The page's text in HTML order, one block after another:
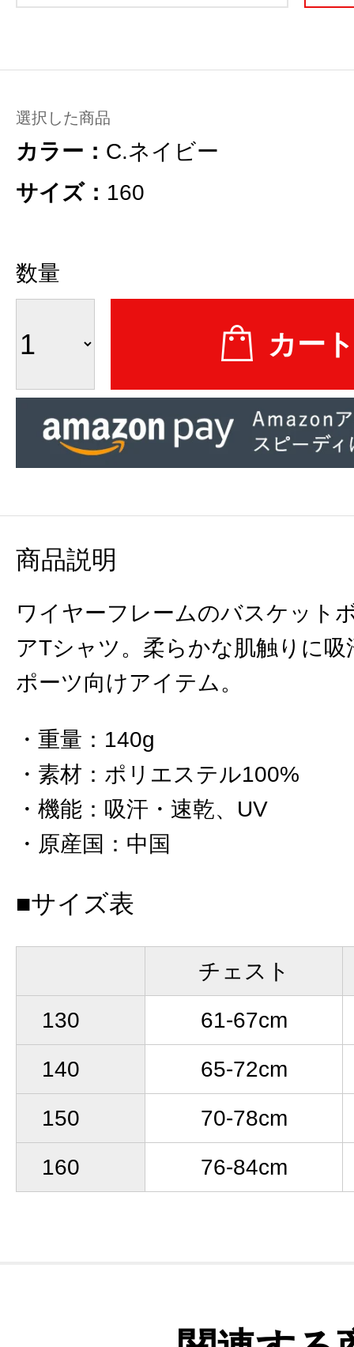
選択した商品
カラー： C.ネイビー
サイズ： 160
数量
商品説明
ワイヤーフレームのバスケット
アTシャツ。柔らかな肌触りに
ポーツ向けアイテム。
重量 ： 140g
素材 ： ポリエステル100%
機能 ： 吸汗・速乾、UV
原産国 ： 中国
■サイズ表
チェスト
130
61-67cm
140
65-72cm
150
70-78cm
160
76-84cm